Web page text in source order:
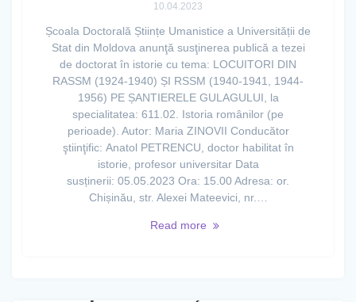
10.04.2023
Școala Doctorală Științe Umanistice a Universității de
Stat din Moldova anunţă susţinerea publică a tezei
de doctorat în istorie cu tema: LOCUITORI DIN
RASSM (1924-1940) ȘI RSSM (1940-1941, 1944-
1956) PE ȘANTIERELE GULAGULUI, la
specialitatea: 611.02. Istoria românilor (pe
perioade). Autor: Maria ZINOVII Conducător
ştiinţific: Anatol PETRENCU, doctor habilitat în
istorie, profesor universitar Data
susținerii: 05.05.2023 Ora: 15.00 Adresa: or.
Chișinău, str. Alexei Mateevici, nr.…
Read more